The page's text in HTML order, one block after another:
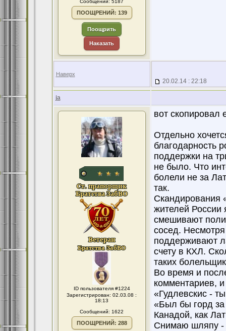
Сообщений: 5187
ПООЩРЕНИЙ: 139
Поощрить
Наказать
Наверх
20.02.14 : 22:18
ja
ID пользователя #1224
Зарегистрирован: 02.03.08 :
18:13
Сообщений: 1622
ПООЩРЕНИЙ: 288
вот скопировал
Отдельно
благодарность
поддержки на
не было. Что
болели не за
так.
Скандирования
жителей
смешивают
сосед.
поддерживают
счету в КХЛ.
таких
Во время и
комментариев,
«Гудлевскис -
«Был бы горд за
Канадой, как
Снимаю шляпу -